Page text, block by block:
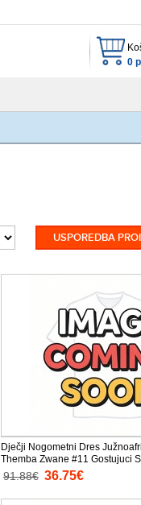
0
USPOREDBA
Dječji Nogometni Dres
Themba Zwane #11 Gostujuci
Rukav (+ Kratke hlače)
91.88€ 36.75€